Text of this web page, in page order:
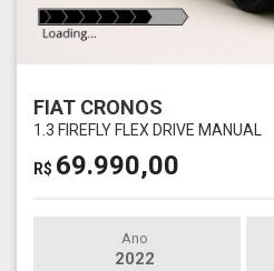
FIAT CRONOS
1.3 FIREFLY FLEX DRIVE MANUAL
R$ 69.990,00
Ano
2022